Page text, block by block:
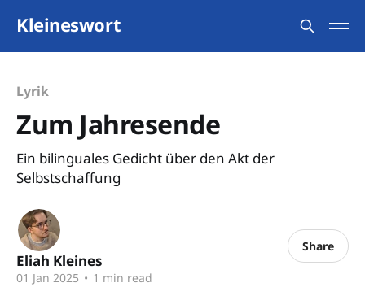
Kleineswort
Lyrik
Zum Jahresende
Ein bilinguales Gedicht über den Akt der
Selbstschaffung
Eliah Kleines
01 Jan 2025 • 1 min read
Share